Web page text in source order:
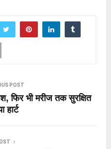
POST
फिर भी मरीज तक सुरक्षित
हार्ट